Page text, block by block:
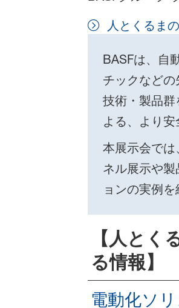
人とくるま
BASFは、自
チックなど
技術・製品
よる、より
本展示会で
ネル展示や
ョンの実例を
【人と
る情報】
電動化ソ